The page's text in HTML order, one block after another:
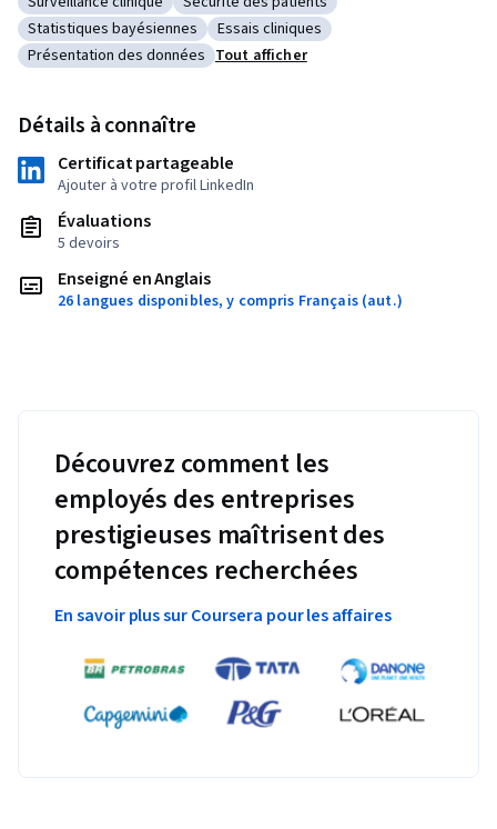
Catégorie : Surveillance cliniqueCatégorie : Sécurité des patients
Catégorie : Statistiques bayésiennes
Statistiques bayésiennes Catégorie : Essais cliniques
Essais cliniques
Catégorie : Présentation des données
Présentation des données Tout afficher
Détails à connaître
Certificat partageable
Ajouter à votre profil LinkedIn
Évaluations
5 devoirs
Enseigné en Anglais
26 langues disponibles, y compris Français (aut.)
Découvrez comment les
employés des entreprises
prestigieuses maîtrisent des
compétences recherchées
En savoir plus sur Coursera pour les affaires